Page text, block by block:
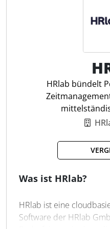
Automatisierte
Multiposting von
Self-Service für
Zeitwirtschaft &
Talentmanagement
E-Learning &
Analyse & Reporting
HRlab bündelt
Was ist HRlab?
HRlab ist eine
Software der HRlab